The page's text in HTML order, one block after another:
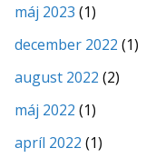
máj 2023 (1)
december 2022 (1)
august 2022 (2)
máj 2022 (1)
apríl 2022 (1)